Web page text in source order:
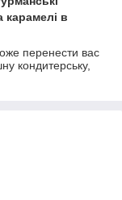
карамелі в
перенести вас
кондитерську,